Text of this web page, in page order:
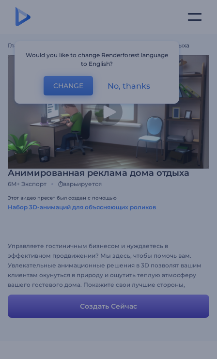
Главная Анимированная Реклама Дома Отдыха
Анимированная реклама дома отдыха
6M+ Экспорт варьируется
Этот видео пресет был создан с помощью
Набор 3D-анимаций для объясняющих роликов
Управляете гостиничным бизнесом и нуждаетесь в
эффективном продвижении? Мы здесь, чтобы помочь вам.
Увлекательные анимационные решения в 3D позволят вашим
клиентам окунуться в природу и ощутить теплую атмосферу
вашего гостевого дома. Покажите свои лучшие стороны,
используя эту историю или добавьте дополнительную
информацию и создайте отличную рекламу! Уже видите
прибывающих клиентов?
Создать Сейчас
Would you like to change Renderforest language
to English?
CHANGE No, thanks